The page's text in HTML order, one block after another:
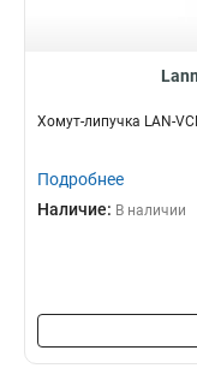
Хомут-липучка LAN-
Подробнее
Наличие: В наличии